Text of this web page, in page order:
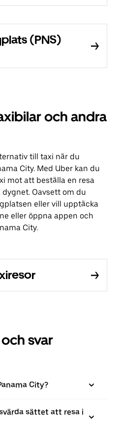
(PNS)
och andra
till taxi när du
City. Med Uber kan du
mot att beställa en resa
Oavsett om du
eller vill upptäcka
eller öppna appen och
City.
svar
City?
sättet att resa i